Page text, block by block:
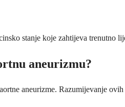
stanje koje zahtijeva trenutno
aneurizmu?
aneurizme. Razumijevanje